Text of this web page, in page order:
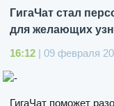
ГигаЧат стал
для желающих
16:12 | 09 февраля
ГигаЧат поможет